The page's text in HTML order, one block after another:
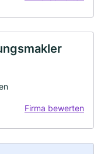
Firma bewerten